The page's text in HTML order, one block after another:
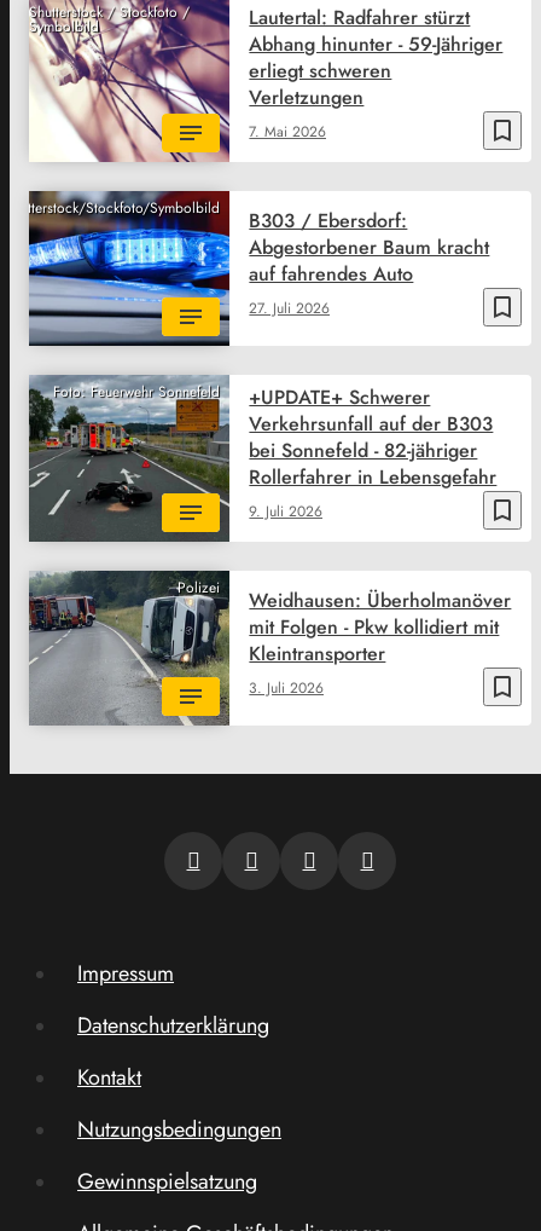
Shutterstock / Stockfoto /
Symbolbild
bookmark_border
7. Mai 2026
Lautertal: Radfahrer stürzt
Abhang hinunter - 59-Jähriger
erliegt schweren
Verletzungen
Shutterstock/Stockfoto/Symbolbild
bookmark_border
27. Juli 2026
B303 / Ebersdorf:
Abgestorbener Baum kracht
auf fahrendes Auto
Foto: Feuerwehr Sonnefeld
bookmark_border
9. Juli 2026
+UPDATE+ Schwerer
Verkehrsunfall auf der B303
bei Sonnefeld - 82-jähriger
Rollerfahrer in Lebensgefahr
Polizei
bookmark_border
3. Juli 2026
Weidhausen: Überholmanöver
mit Folgen - Pkw kollidiert mit
Kleintransporter
Impressum
Datenschutzerklärung
Kontakt
Nutzungsbedingungen
Gewinnspielsatzung